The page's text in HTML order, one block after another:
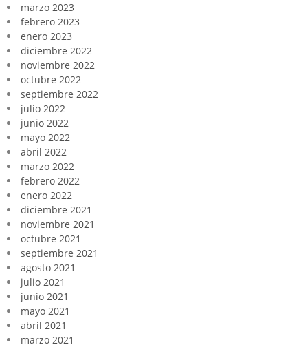
marzo 2023
febrero 2023
enero 2023
diciembre 2022
noviembre 2022
octubre 2022
septiembre 2022
julio 2022
junio 2022
mayo 2022
abril 2022
marzo 2022
febrero 2022
enero 2022
diciembre 2021
noviembre 2021
octubre 2021
septiembre 2021
agosto 2021
julio 2021
junio 2021
mayo 2021
abril 2021
marzo 2021